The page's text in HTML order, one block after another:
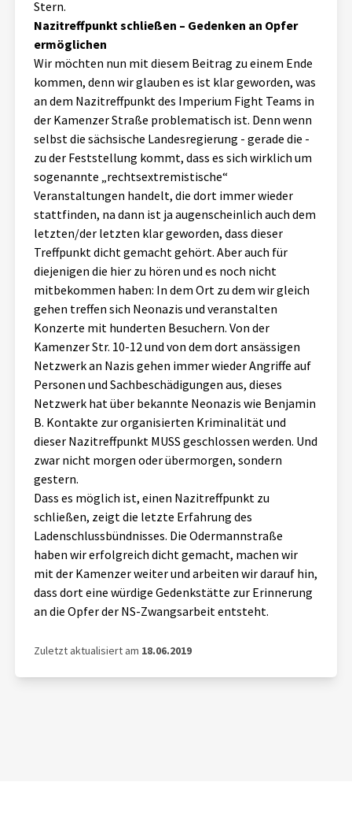
Stern.
Nazitreffpunkt schließen – Gedenken an Opfer
ermöglichen
Wir möchten nun mit diesem Beitrag zu einem Ende
kommen, denn wir glauben es ist klar geworden, was
an dem Nazitreffpunkt des Imperium Fight Teams in
der Kamenzer Straße problematisch ist. Denn wenn
selbst die sächsische Landesregierung - gerade die -
zu der Feststellung kommt, dass es sich wirklich um
sogenannte „rechtsextremistische“
Veranstaltungen handelt, die dort immer wieder
stattfinden, na dann ist ja augenscheinlich auch dem
letzten/der letzten klar geworden, dass dieser
Treffpunkt dicht gemacht gehört. Aber auch für
diejenigen die hier zu hören und es noch nicht
mitbekommen haben: In dem Ort zu dem wir gleich
gehen treffen sich Neonazis und veranstalten
Konzerte mit hunderten Besuchern. Von der
Kamenzer Str. 10-12 und von dem dort ansässigen
Netzwerk an Nazis gehen immer wieder Angriffe auf
Personen und Sachbeschädigungen aus, dieses
Netzwerk hat über bekannte Neonazis wie Benjamin
B. Kontakte zur organisierten Kriminalität und
dieser Nazitreffpunkt MUSS geschlossen werden. Und
zwar nicht morgen oder übermorgen, sondern
gestern.
Dass es möglich ist, einen Nazitreffpunkt zu
schließen, zeigt die letzte Erfahrung des
Ladenschlussbündnisses. Die Odermannstraße
haben wir erfolgreich dicht gemacht, machen wir
mit der Kamenzer weiter und arbeiten wir darauf hin,
dass dort eine würdige Gedenkstätte zur Erinnerung
an die Opfer der NS-Zwangsarbeit entsteht.
Zuletzt aktualisiert am 18.06.2019